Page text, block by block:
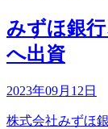
みずほ銀
へ出資
2023年09月12日
株式会社みずほ